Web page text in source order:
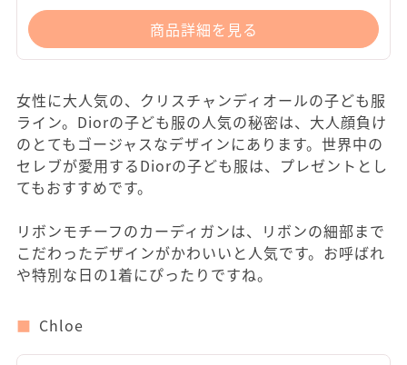
商品詳細を見る
女性に大人気の、クリスチャンディオールの子ども服
ライン。Diorの子ども服の人気の秘密は、大人顔負け
のとてもゴージャスなデザインにあります。世界中の
セレブが愛用するDiorの子ども服は、プレゼントとし
てもおすすめです。
リボンモチーフのカーディガンは、リボンの細部まで
こだわったデザインがかわいいと人気です。お呼ばれ
や特別な日の1着にぴったりですね。
Chloe